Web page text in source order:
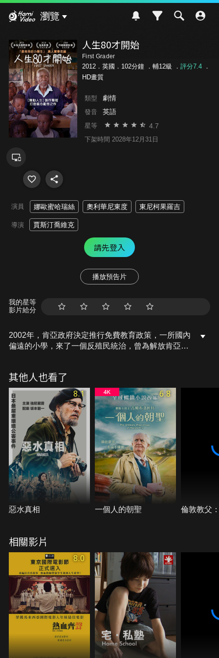
瀏覽
人生80才開始
First Grader
2012．英國．102分鐘 ． 輔12級 ． 評分7.4．
HD畫質
類型 劇情
發音 英語
星等 4.7
下架時間 2028年12月31日
演員 娜歐蜜哈瑞絲 奧利華尼東度 東尼柯果羅吉
導演 賈斯汀喬維克
請先登入
播放預告片
我的星等
影片給分
2002年，肯亞政府決定推行免費教育政策，一所國內
偏遠的小學，來了一個反殖民統治，曾為解放肯亞而
當才勉強買到制服，馬魯格每天拖著一條瘸腿，要走
二個小時才能到學校，即便已高齡84歲，仍一心想學
習讀書與寫字，而這背後其實是一個不為人知的痛苦
故事……。
其他人也看了
8.1
惡水真相
6.8
一個人的朝聖 倫敦教父
相關影片
8.0